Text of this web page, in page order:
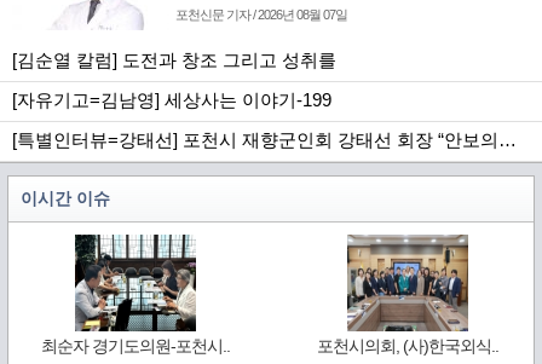
시원한 물에 몸을 담그고 사랑하는 사람들과 즐거
게 주는 큰 선물이지만, 달콤한 물놀이 이후에 예기
치 않은 귓속의 통증으로 이비인후과를 방문하시는
환자분들도 덩달아 증가합니다.
포천신문 기자 / 2026년 08월 07일
[김순열 칼럼] 도전과 창조 그리고 성취를
[자유기고=김남영] 세상사는 이야기-199
[특별인터뷰=강태선] 포천시 재향군인회 강태선 회장 “안보의식 확립과 지역사회 봉사로 신뢰받는 향군 만들터”
이시간 이슈
최순자 경기도의원-포천시.. 포천시의회, (사)한국외식..